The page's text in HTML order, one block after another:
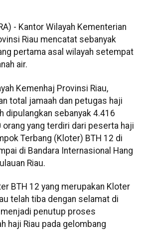
- Kantor Wilayah Kementerian
Riau mencatat sebanyak
pertama asal wilayah setempat
air.
Kemenhaj Provinsi Riau,
total jamaah dan petugas haji
dipulangkan sebanyak 4.416
orang yang terdiri dari peserta haji
Terbang (Kloter) BTH 12 di
di Bandara Internasional Hang
Riau.
BTH 12 yang merupakan Kloter
telah tiba dengan selamat di
penutup proses
haji Riau pada gelombang